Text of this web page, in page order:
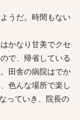
うだ。時間もない
かなり甘美でクセ
で、帰省している
田舎の病院はでか
色んな場所で楽し
っていき、院長の